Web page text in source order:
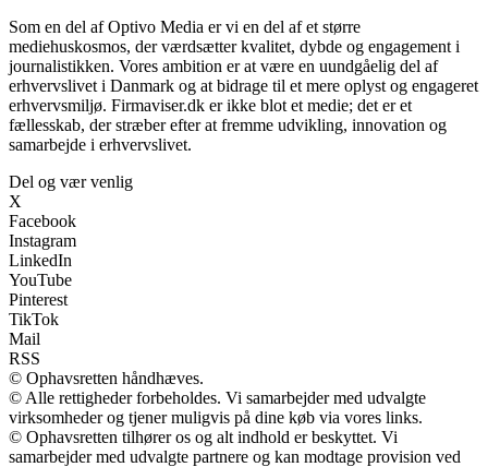
Som en del af Optivo Media er vi en del af et større
mediehuskosmos, der værdsætter kvalitet, dybde og engagement i
journalistikken. Vores ambition er at være en uundgåelig del af
erhvervslivet i Danmark og at bidrage til et mere oplyst og engageret
erhvervsmiljø. Firmaviser.dk er ikke blot et medie; det er et
fællesskab, der stræber efter at fremme udvikling, innovation og
samarbejde i erhvervslivet.
Del og vær venlig
X
Facebook
Instagram
LinkedIn
YouTube
Pinterest
TikTok
Mail
RSS
© Ophavsretten håndhæves.
© Alle rettigheder forbeholdes. Vi samarbejder med udvalgte
virksomheder og tjener muligvis på dine køb via vores links.
© Ophavsretten tilhører os og alt indhold er beskyttet. Vi
samarbejder med udvalgte partnere og kan modtage provision ved